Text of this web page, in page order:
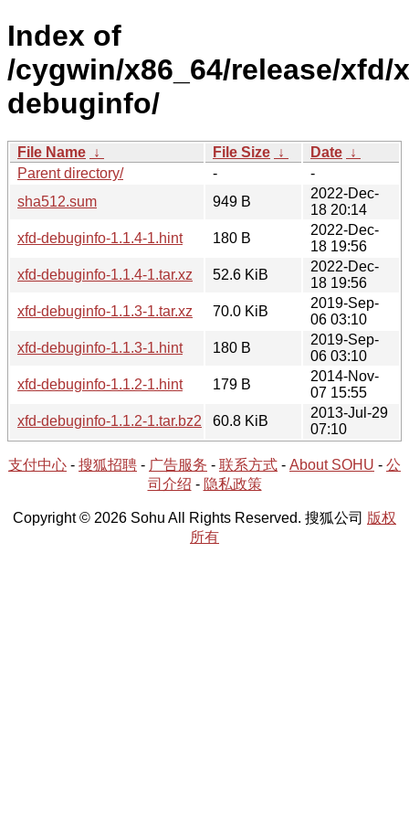
Index of
/cygwin/x86_64/release/xfd/
debuginfo/
File Name ↓ File Size ↓ Date ↓
Parent directory/
-
-
sha512.sum
949 B
2022-Dec-
18 20:14
xfd-debuginfo-1.1.4-1.hint
180 B
2022-Dec-
18 19:56
xfd-debuginfo-1.1.4-1.tar.xz
52.6 KiB
2022-Dec-
18 19:56
xfd-debuginfo-1.1.3-1.tar.xz
70.0 KiB
2019-Sep-
06 03:10
xfd-debuginfo-1.1.3-1.hint
180 B
2019-Sep-
06 03:10
xfd-debuginfo-1.1.2-1.hint
179 B
2014-Nov-
07 15:55
xfd-debuginfo-1.1.2-1.tar.bz2
60.8 KiB
2013-Jul-29
07:10
支付中心 - 搜狐招聘 - 广告服务 - 联系方式 - About SOHU - 公
司介绍 - 隐私政策
Copyright © 2026 Sohu All Rights Reserved. 搜狐公司 版权
所有